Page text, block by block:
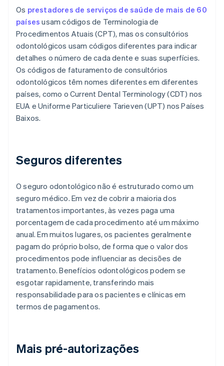
Os prestadores de serviços de saúde de mais de 60
países usam códigos de Terminologia de
Procedimentos Atuais (CPT), mas os consultórios
odontológicos usam códigos diferentes para indicar
detalhes o número de cada dente e suas superfícies.
Os códigos de faturamento de consultórios
odontológicos têm nomes diferentes em diferentes
países, como o Current Dental Terminology (CDT) nos
EUA e Uniforme Particuliere Tarieven (UPT) nos Países
Baixos.
Seguros diferentes
O seguro odontológico não é estruturado como um
seguro médico. Em vez de cobrir a maioria dos
tratamentos importantes, às vezes paga uma
porcentagem de cada procedimento até um máximo
anual. Em muitos lugares, os pacientes geralmente
pagam do próprio bolso, de forma que o valor dos
procedimentos pode influenciar as decisões de
tratamento. Benefícios odontológicos podem se
esgotar rapidamente, transferindo mais
responsabilidade para os pacientes e clínicas em
termos de pagamentos.
Mais pré-autorizações